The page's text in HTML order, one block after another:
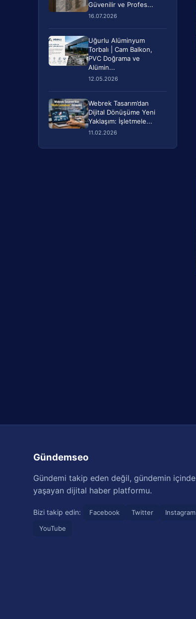
Güvenilir ve Profes...
16.07.2026
Uğurlu Alüminyum
Torbalı | Cam Balkon,
PVC Doğrama ve
Alümin...
12.05.2026
Webrek Tasarım’dan
Dijital Dönüşüme Yeni
Yaklaşım: İşletmele...
11.02.2026
Gündemseo
Gündemi takip eden değil, gündemin içinde
yaşayan dijital haber platformu.
Bizi takip edin: Facebook Twitter
Instagram
YouTube